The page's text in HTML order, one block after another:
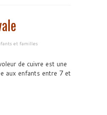
et familles
de cuivre est une
aux enfants entre 7 et